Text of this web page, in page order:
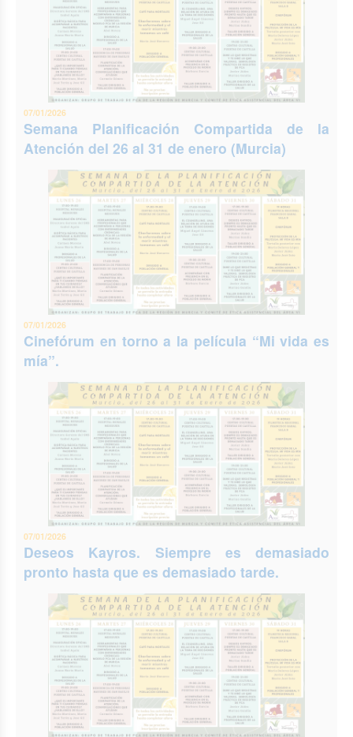
07/01/2026
Semana Planificación Compartida de la
Atención del 26 al 31 de enero (Murcia)
07/01/2026
Cinefórum en torno a la película “Mi vida es
mía”.
07/01/2026
Deseos Kayros. Siempre es demasiado
pronto hasta que es demasiado tarde.